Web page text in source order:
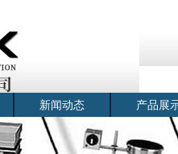
新闻动态 产品展